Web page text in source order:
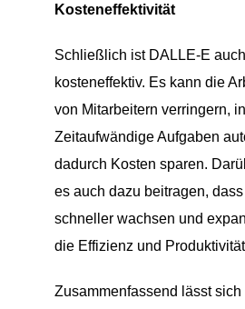
Kosteneffektivität
Schließlich ist DALLE-E
kosteneffektiv. Es kann die
von Mitarbeitern verringern,
Zeitaufwändige Aufgaben
dadurch Kosten sparen.
es auch dazu beitragen,
schneller wachsen und
die Effizienz und
Zusammenfassend lässt